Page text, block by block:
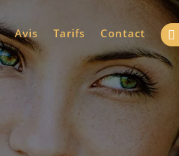
Avis Tarifs Contact 